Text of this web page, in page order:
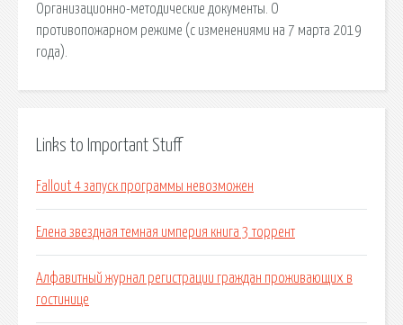
Организационно-методические документы. О
противопожарном режиме (с изменениями на 7 марта 2019
года).
Links to Important Stuff
Fallout 4 запуск программы невозможен
Елена звездная темная империя книга 3 торрент
Алфавитный журнал регистрации граждан проживающих в
гостинице